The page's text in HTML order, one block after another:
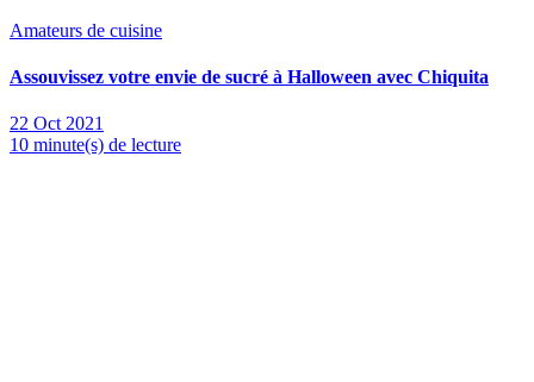
Amateurs de cuisine
Assouvissez votre envie de sucré à Halloween avec Chiquita
22 Oct 2021
10 minute(s) de lecture